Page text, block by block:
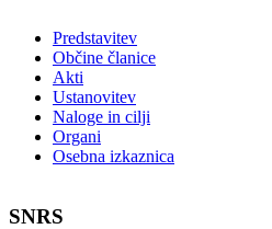
Predstavitev
Občine članice
Akti
Ustanovitev
Naloge in cilji
Organi
Osebna izkaznica
SNRS